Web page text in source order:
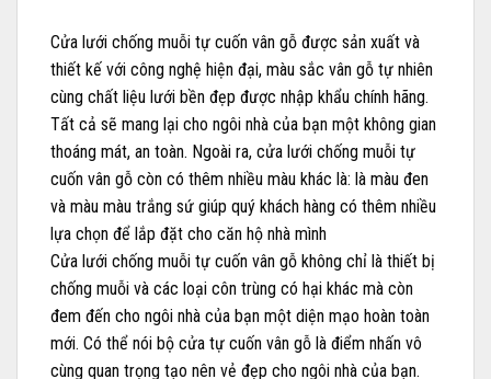
Cửa lưới chống muỗi tự cuốn vân gỗ được sản xuất và
thiết kế với công nghệ hiện đại, màu sắc vân gỗ tự nhiên
cùng chất liệu lưới bền đẹp được nhập khẩu chính hãng.
Tất cả sẽ mang lại cho ngôi nhà của bạn một không gian
thoáng mát, an toàn. Ngoài ra, cửa lưới chống muỗi tự
cuốn vân gỗ còn có thêm nhiều màu khác là: là màu đen
và màu màu trắng sứ giúp quý khách hàng có thêm nhiều
lựa chọn để lắp đặt cho căn hộ nhà mình
Cửa lưới chống muỗi tự cuốn vân gỗ không chỉ là thiết bị
chống muỗi và các loại côn trùng có hại khác mà còn
đem đến cho ngôi nhà của bạn một diện mạo hoàn toàn
mới. Có thể nói bộ cửa tự cuốn vân gỗ là điểm nhấn vô
cùng quan trọng tạo nên vẻ đẹp cho ngôi nhà của bạn.